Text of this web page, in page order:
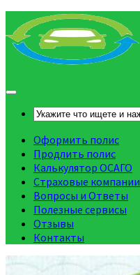
Оформить полис
Продлить полис
Калькулятор ОСАГО
Страховые компании
Вопросы и Ответы
Полезные сервисы
Отзывы
Контакты